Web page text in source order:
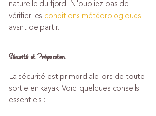
naturelle du fjord. N'oubliez pas de
vérifier les conditions météorologiques
avant de partir.
Sécurité et Préparation
La sécurité est primordiale lors de toute
sortie en kayak. Voici quelques conseils
essentiels :